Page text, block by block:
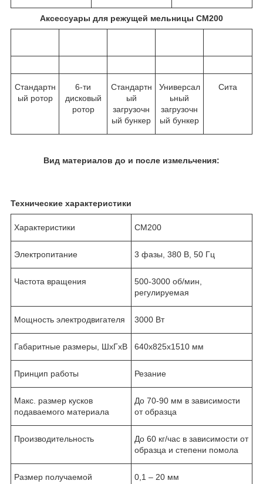
Аксессуары для режущей мельницы CM200
Стандартн
ый ротор
6-ти
дисковый
ротор
Стандартн
ый
загрузочн
ый бункер
Универсал
ьный
загрузочн
ый бункер
Сита
Вид материалов до и после измельчения:
Технические характеристики
Характеристики CM200
Электропитание 3 фазы, 380 В, 50 Гц
Частота вращения
500-3000 об/мин,
регулируемая
Мощность электродвигателя 3000 Вт
Габаритные размеры, ШхГхВ 640х825х1510 мм
Принцип работы Резание
Макс. размер кусков
подаваемого материала
До 70-90 мм в зависимости
от образца
Производительность
До 60 кг/час в зависимости от
образца и степени помола
Размер получаемой
0,1 – 20 мм